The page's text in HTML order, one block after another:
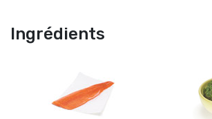
Ingrédients